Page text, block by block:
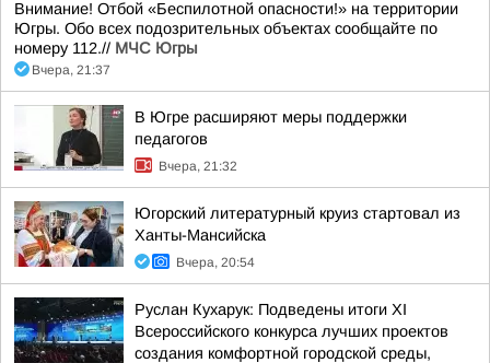
Внимание! Отбой «Беспилотной опасности!» на территории
Югры. Обо всех подозрительных объектах сообщайте по
номеру 112.// МЧС Югры
Вчера, 21:37
В Югре расширяют меры поддержки
педагогов
Вчера, 21:32
Югорский литературный круиз стартовал из
Ханты-Мансийска
Вчера, 20:54
Руслан Кухарук: Подведены итоги ХI
Всероссийского конкурса лучших проектов
создания комфортной городской среды,